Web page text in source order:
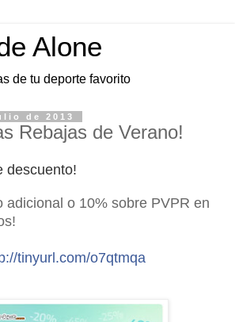
Alone
de tu deporte favorito
de 2013
Rebajas de Verano!
descuento!
adicional o 10% sobre PVPR en
tinyurl.com/o7qtmqa